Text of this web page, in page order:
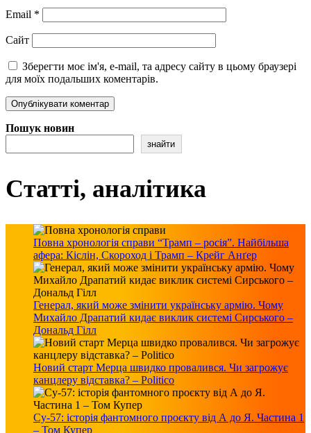
Email *
Сайт
Зберегти моє ім'я, e-mail, та адресу сайту в цьому браузері
для моїх подальших коментарів.
Пошук новин
знайти
Статті, аналітика
Повна хронологія справи “Трамп – росія”. Найбільша
афера: Кіслін, Скороход і Трамп – Крейг Анґер
Генерал, який може змінити українську армію. Чому
Михайло Драпатий кидає виклик системі Сирського –
Дональд Гілл
Новий старт Мерца швидко провалився. Чи загрожує
канцлеру відставка? – Politico
Су-57: історія фантомного проєкту від А до Я. Частина 1
– Том Купер